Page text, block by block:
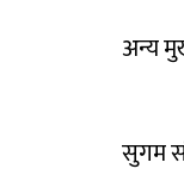
अन्य
सुगम